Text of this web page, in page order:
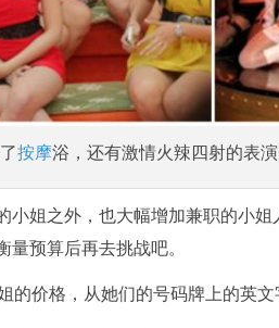
按摩浴，还有激情火辣四射的表
小姐之外，也大幅增加兼职的小
量预算后再去挑战吧。
的价格，从她们的号码牌上的英文